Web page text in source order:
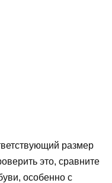
размер
это, сравните
особенно с